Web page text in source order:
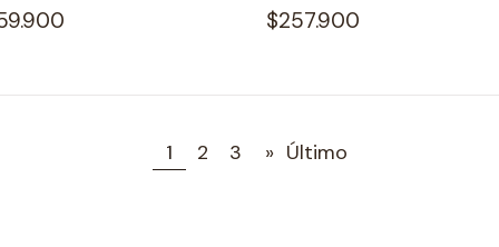
$257.900
1 2 3 » Último